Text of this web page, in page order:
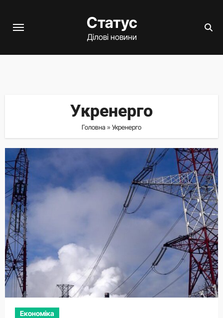
Статус
Ділові новини
Укренерго
Головна » Укренерго
Економіка